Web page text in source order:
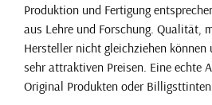
Produktion und Fertigung
aus Lehre und Forschung. Qualität,
Hersteller nicht gleichziehen
sehr attraktiven Preisen. Eine echte
Original Produkten oder Billigsttinten.